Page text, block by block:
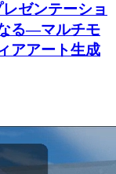
ゼンテーショ
る―マルチモ
アアート生成